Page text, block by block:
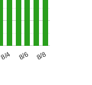
8/4 8/6 8/8